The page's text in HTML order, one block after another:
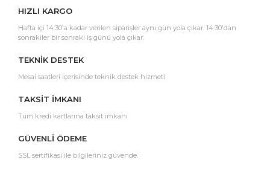
HIZLI KARGO
Hafta içi 14:30'a kadar verilen siparişler aynı gün yola çıkar. 14:30'dan
sonrakiler bir sonraki iş günü yola çıkar.
TEKNİK DESTEK
Mesai saatleri içerisinde teknik destek hizmeti
TAKSİT İMKANI
Tüm kredi kartlarına taksit imkanı
GÜVENLİ ÖDEME
SSL sertifikası ile bilgileriniz güvende.